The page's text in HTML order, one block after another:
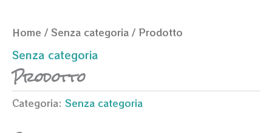
Home / Senza categoria / Prodotto
Senza categoria
Prodotto
Categoria: Senza categoria